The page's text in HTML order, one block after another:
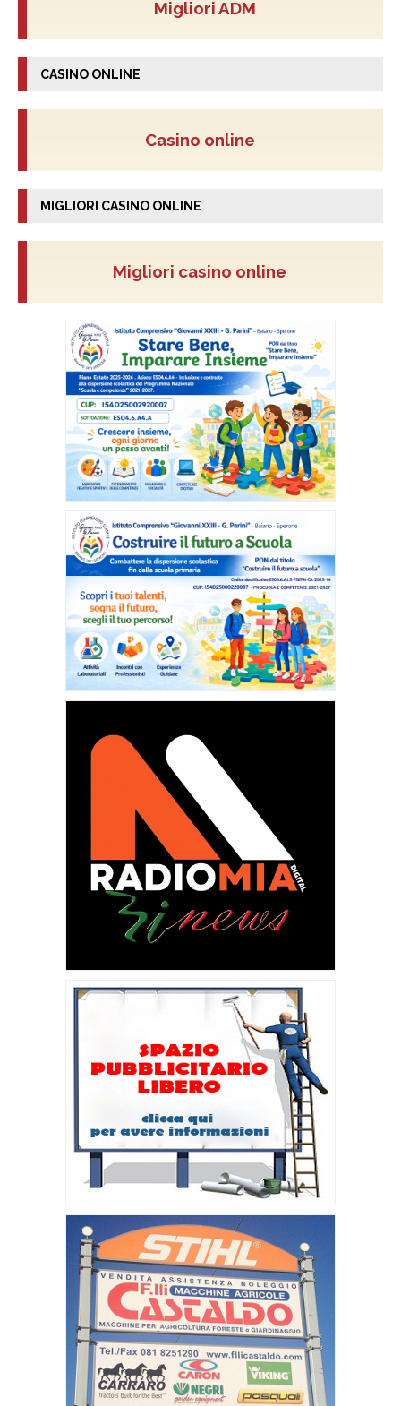
Migliori ADM
CASINO ONLINE
Casino online
MIGLIORI CASINO ONLINE
Migliori casino online